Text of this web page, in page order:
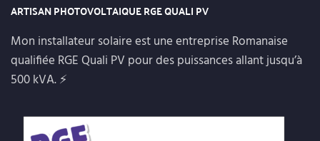
ARTISAN PHOTOVOLTAIQUE RGE QUALI PV
Mon installateur solaire est une entreprise Romanaise
qualifiée RGE Quali PV pour des puissances allant jusqu’à
500 kVA. ⚡